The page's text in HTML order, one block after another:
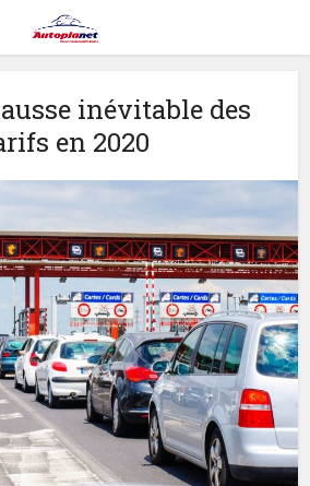
inévitable des
en 2020